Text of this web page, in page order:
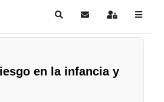
SearchSubscribe to blog
Sign In
en la infancia y